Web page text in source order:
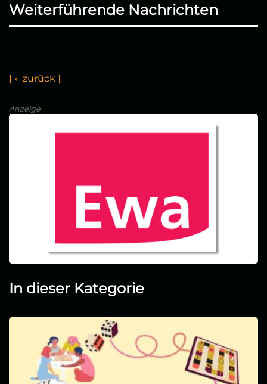
Weiterführende Nachrichten
[ ← zurück ]
Anzeige
In dieser Kategorie